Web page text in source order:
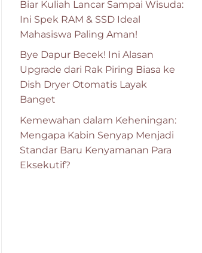
Biar Kuliah Lancar Sampai Wisuda:
Ini Spek RAM & SSD Ideal
Mahasiswa Paling Aman!
Bye Dapur Becek! Ini Alasan
Upgrade dari Rak Piring Biasa ke
Dish Dryer Otomatis Layak
Banget
Kemewahan dalam Keheningan:
Mengapa Kabin Senyap Menjadi
Standar Baru Kenyamanan Para
Eksekutif?